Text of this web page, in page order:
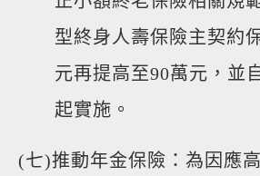
型終身人壽保險主契約
元再提高至90萬元，並
起實施。
(七)推動年金保險：為因應